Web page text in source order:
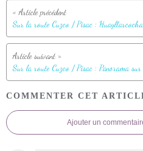
Sur la route Cuzco / Pisac :
COMMENTER CET
Ajouter un